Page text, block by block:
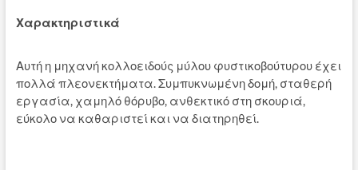
Χαρακτηριστικά
Αυτή η μηχανή κολλοειδούς μύλου φυστικοβούτυρου έχει
πολλά πλεονεκτήματα. Συμπυκνωμένη δομή, σταθερή
εργασία, χαμηλό θόρυβο, ανθεκτικό στη σκουριά,
εύκολο να καθαριστεί και να διατηρηθεί.